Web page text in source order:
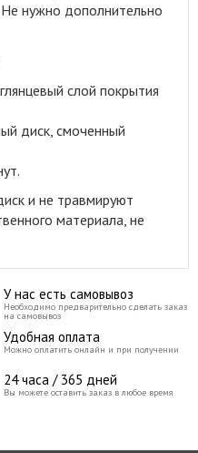
нужно дополнительно
слой покрытия
диск, смоченный
и не травмируют
материала, не
У нас есть самовывоз
Необходимо предварительно сделать заказ
на самовывоз
Удобная оплата
Можно оплатить онлайн и при получении
24 часа / 365 дней
Вы можете оставить заказ в любое время